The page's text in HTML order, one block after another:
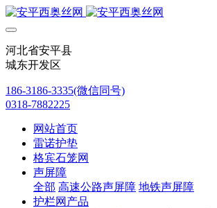
河北省安平县
城东开发区
186-3186-3335(微信同号)
0318-7882225
网站首页
雷诺护垫
格宾石笼网
声屏障
全部 高速公路声屏障 地铁声屏障
护栏网产品